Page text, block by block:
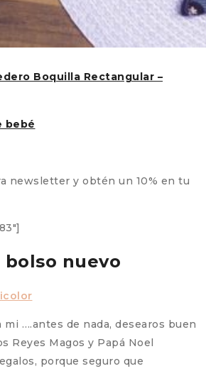
Boquilla Rectangular –
bebé
newsletter y obtén un 10% en tu
nuevo
mi ….antes de nada, desearos buen
Reyes Magos y Papá Noel
porque seguro que